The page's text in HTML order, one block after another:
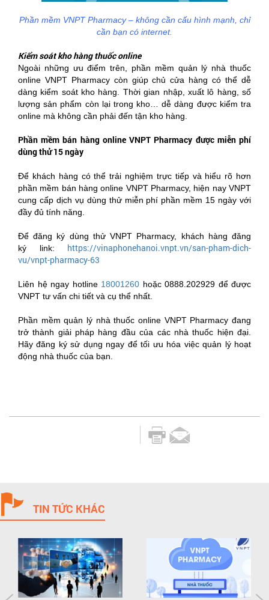
Phần mềm VNPT Pharmacy – không cần cấu hình mạnh, chỉ
cần bạn có internet.
Kiểm soát kho hàng thuốc online
Ngoài những ưu điểm trên, phần mềm quản lý nhà thuốc
online VNPT Pharmacy còn giúp chủ cửa hàng có thể dễ
dàng kiểm soát kho hàng. Thời gian nhập, xuất lô hàng, số
lượng sản phẩm còn lại trong kho… dễ dàng được kiểm tra
online mà không cần phải đến tận kho hàng.
Phần mềm bán hàng online VNPT Pharmacy được miễn phí
dùng thử 15 ngày
Để khách hàng có thể trải nghiệm trực tiếp và hiểu rõ hơn
phần mềm bán hàng online VNPT Pharmacy, hiện nay VNPT
cung cấp dịch vụ dùng thử miễn phí phần mềm 15 ngày với
đầy đủ tính năng.
Để đăng ký dùng thử VNPT Pharmacy, khách hàng đăng
ký link: https://vinaphonehanoi.vnpt.vn/san-pham-dich-
vu/vnpt-pharmacy-63
Liên hệ ngay hotline 18001260 hoặc 0888.202929 để được
VNPT tư vấn chi tiết và cụ thể nhất.
Phần mềm quản lý nhà thuốc online VNPT Pharmacy đang
trở thành giải pháp hàng đầu của các nhà thuốc hiện đại.
Hãy đăng ký sử dụng ngay để tối ưu hóa việc quản lý hoạt
động nhà thuốc của bạn.
TIN TỨC KHÁC